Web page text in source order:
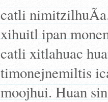
catli
xihuitl ipan
catli xitlahuac
timonejnemiltis
moojhui. Huan